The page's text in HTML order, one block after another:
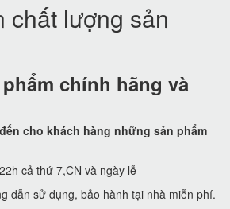
chất lượng sản
chính hãng và
cho khách hàng những sản phẩm
cả thứ 7,CN và ngày lễ
dẫn sử dụng, bảo hành tại nhà miễn phí.